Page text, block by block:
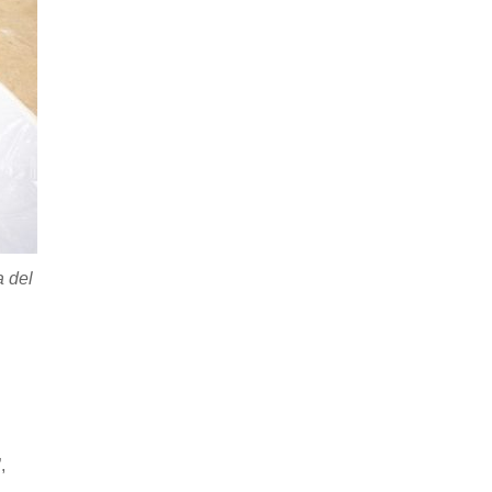
del